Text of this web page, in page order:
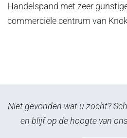
Handelspand met zeer
commerciële centrum van
Niet gevonden wat u zocht?
en blijf op de hoogte van